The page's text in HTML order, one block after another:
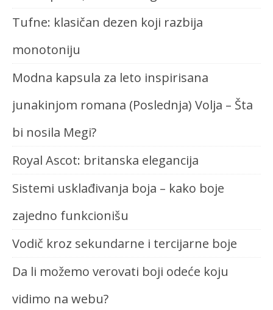
Tufne: klasičan dezen koji razbija
monotoniju
Modna kapsula za leto inspirisana
junakinjom romana (Poslednja) Volja – Šta
bi nosila Megi?
Royal Ascot: britanska elegancija
Sistemi usklađivanja boja – kako boje
zajedno funkcionišu
Vodič kroz sekundarne i tercijarne boje
Da li možemo verovati boji odeće koju
vidimo na webu?